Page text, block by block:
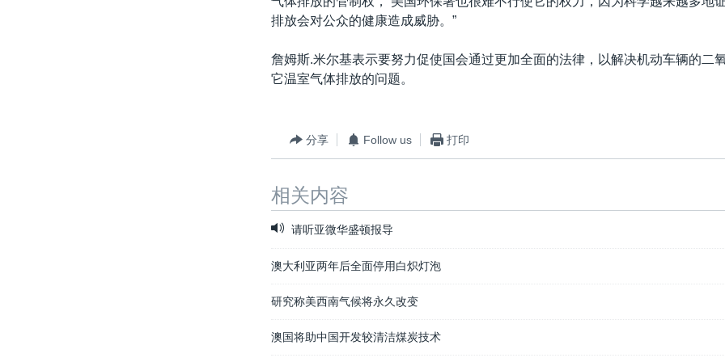
排放会对公众的健康造成威胁。”
詹姆斯.米尔基表示要努力促使国会通过更加全面的法律，以解决机动车辆的二
它温室气体排放的问题。
分享 Follow us 打印
相关内容
请听亚微华盛顿报导
澳大利亚两年后全面停用白炽灯泡
研究称美西南气候将永久改变
澳国将助中国开发较清洁煤炭技术